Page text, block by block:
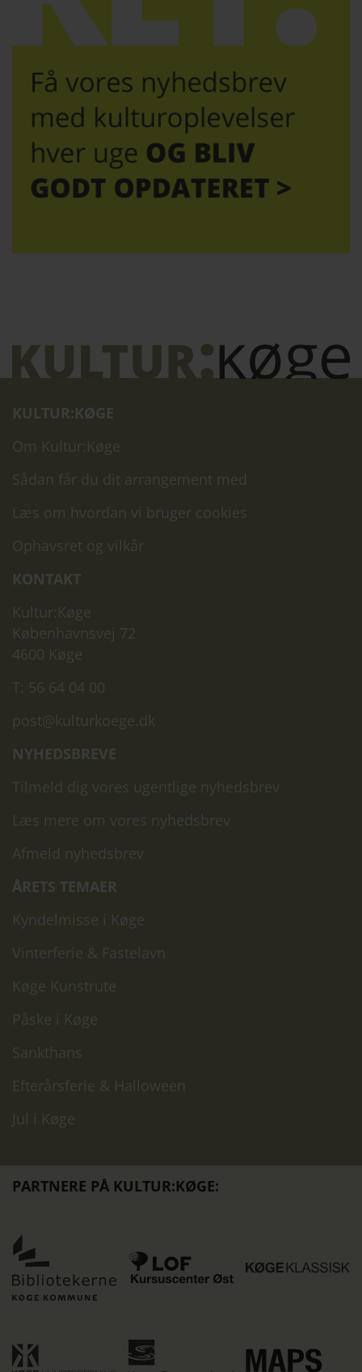
KULTUR:KØGE
Om Kultur:Køge
Sådan får du dit arrangement med
Læs om hvordan vi bruger cookies
Ophavsret og vilkår
KONTAKT
Kultur:Køge
Københavnsvej 72
4600 Køge
T: 56 64 04 00
post@kulturkoege.dk
NYHEDSBREVE
Tilmeld dig vores ugentlige nyhedsbrev
Læs mere om vores nyhedsbrev
Afmeld nyhedsbrev
ÅRETS TEMAER
Kyndelmisse i Køge
Vinterferie & Fastelavn
Køge Kunstrute
Påske i Køge
Sankthans
Efterårsferie & Halloween
Jul i Køge
PARTNERE PÅ KULTUR:KØGE:
Bibliotekerne
er
Kultur:Køge
Kursuscenter
Kunstforening
Køge